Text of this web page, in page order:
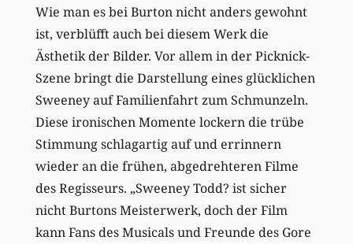
Wie man es bei Burton nicht anders gewohnt
ist, verblüfft auch bei diesem Werk die
Ästhetik der Bilder. Vor allem in der Picknick-
Szene bringt die Darstellung eines glücklichen
Sweeney auf Familienfahrt zum Schmunzeln.
Diese ironischen Momente lockern die trübe
Stimmung schlagartig auf und errinnern
wieder an die frühen, abgedrehteren Filme
des Regisseurs. „Sweeney Todd? ist sicher
nicht Burtons Meisterwerk, doch der Film
kann Fans des Musicals und Freunde des Gore